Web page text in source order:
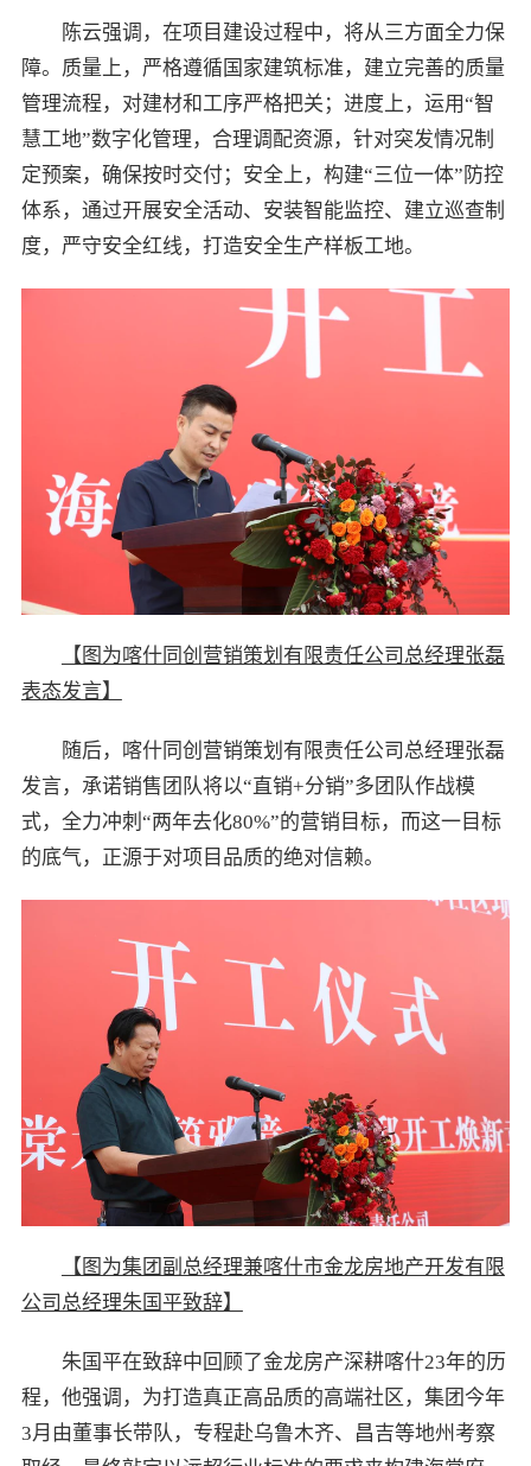
陈云强调，在项目建设过程中，将从三方面全力保
障。质量上，严格遵循国家建筑标准，建立完善的质量
管理流程，对建材和工序严格把关；进度上，运用“智
慧工地”数字化管理，合理调配资源，针对突发情况制
定预案，确保按时交付；安全上，构建“三位一体”防控
体系，通过开展安全活动、安装智能监控、建立巡查制
度，严守安全红线，打造安全生产样板工地。
【图为喀什同创营销策划有限责任公司总经理张磊
表态发言】
随后，喀什同创营销策划有限责任公司总经理张磊
发言，承诺销售团队将以“直销+分销”多团队作战模
式，全力冲刺“两年去化80%”的营销目标，而这一目标
的底气，正源于对项目品质的绝对信赖。
【图为集团副总经理兼喀什市金龙房地产开发有限
公司总经理朱国平致辞】
朱国平在致辞中回顾了金龙房产深耕喀什23年的历
程，他强调，为打造真正高品质的高端社区，集团今年
3月由董事长带队，专程赴乌鲁木齐、昌吉等地州考察